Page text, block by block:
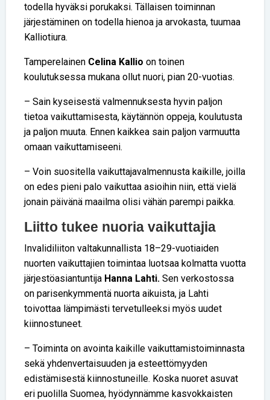
todella hyväksi porukaksi. Tällaisen toiminnan
järjestäminen on todella hienoa ja arvokasta, tuumaa
Kalliotiura.
Tamperelainen Celina Kallio on toinen
koulutuksessa mukana ollut nuori, pian 20-vuotias.
– Sain kyseisestä valmennuksesta hyvin paljon
tietoa vaikuttamisesta, käytännön oppeja, koulutusta
ja paljon muuta. Ennen kaikkea sain paljon varmuutta
omaan vaikuttamiseeni.
– Voin suositella vaikuttajavalmennusta kaikille, joilla
on edes pieni palo vaikuttaa asioihin niin, että vielä
jonain päivänä maailma olisi vähän parempi paikka.
Liitto tukee nuoria vaikuttajia
Invalidiliiton valtakunnallista 18–29-vuotiaiden
nuorten vaikuttajien toimintaa luotsaa kolmatta vuotta
järjestöasiantuntija Hanna Lahti. Sen verkostossa
on parisenkymmentä nuorta aikuista, ja Lahti
toivottaa lämpimästi tervetulleeksi myös uudet
kiinnostuneet.
– Toiminta on avointa kaikille vaikuttamistoiminnasta
sekä yhdenvertaisuuden ja esteettömyyden
edistämisestä kiinnostuneille. Koska nuoret asuvat
eri puolilla Suomea, hyödynnämme kasvokkaisten